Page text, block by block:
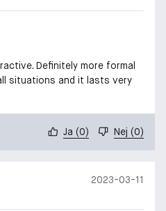
Definitely more formal
situations and it lasts very
Ja (0) Nej (0)
2023-03-11